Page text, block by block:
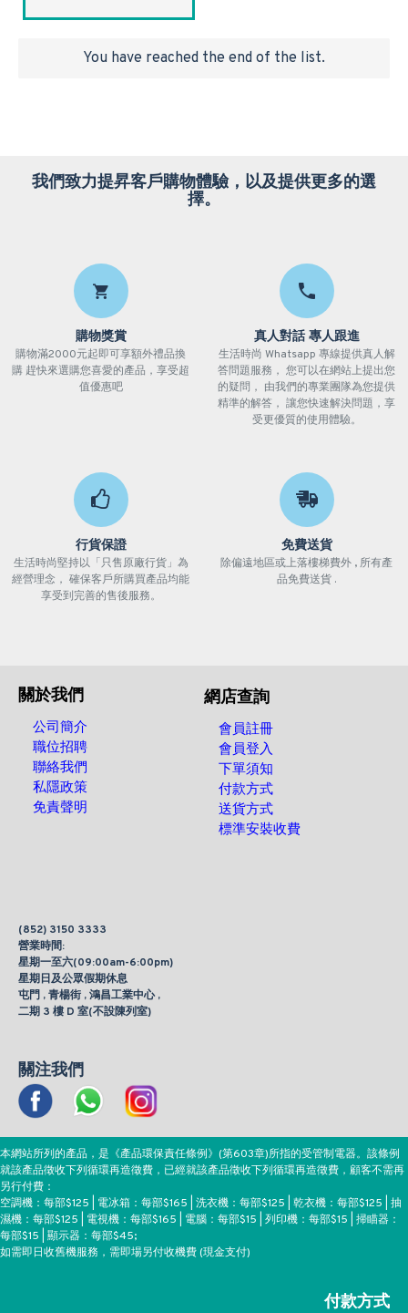
You have reached the end of the list.
我們致力提昇客戶購物體驗，以及提供更多的選
擇。
購物獎賞
購物滿2000元起即可享額外禮品換
購 趕快來選購您喜愛的產品，享受超
值優惠吧
真人對話 專人跟進
生活時尚 Whatsapp 專線提供真人解
答問題服務， 您可以在網站上提出您
的疑問， 由我們的專業團隊為您提供
精準的解答， 讓您快速解決問題，享
受更優質的使用體驗。
行貨保證
生活時尚堅持以「只售原廠行貨」為
經營理念， 確保客戶所購買產品均能
享受到完善的售後服務。
免費送貨
除偏遠地區或上落樓梯費外 , 所有產
品免費送貨 .
關於我們
公司簡介
職位招聘
聯絡我們
私隱政策
免責聲明
網店查詢
會員註冊
會員登入
下單須知
付款方式
送貨方式
標準安裝收費
(852) 3150 3333
營業時間:
星期一至六(09:00am-6:00pm)
星期日及公眾假期休息
屯門 , 青楊街 , 鴻昌工業中心 ,
二期 3 樓 D 室(不設陳列室)
關注我們
本網站所列的產品，是《產品環保責任條例》(第603章)所指的受管制電器。該條例
就該產品徵收下列循環再造徵費，已經就該產品徵收下列循環再造徵費，顧客不需再
另行付費：
空調機：每部$125 | 電冰箱：每部$165 | 洗衣機：每部$125 | 乾衣機：每部$125 | 抽
濕機：每部$125 | 電視機：每部$165 | 電腦：每部$15 | 列印機：每部$15 | 掃瞄器：
每部$15 | 顯示器：每部$45;
如需即日收舊機服務，需即場另付收機費 (現金支付)
付款方式